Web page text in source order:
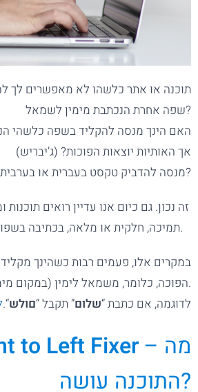
תוכנה או אתר כלשהו לא מאפשרים לך
שפה אחרת הנכתבת מימין לשמאל?
האם הינך מנסה להקליד בשפה כלשהי
אך האותיות יוצאות הפוכות? (ג’יבריש)
מנסה להדביק טקסט בעברית או בערבית אך גם זה – יוצא הפוך?
זה נכון. גם כיום אנו עדיין רואים
תמיכה, חלקית או מלאה, בכתיבה בשפות כמו עברית או ערבית.
במקרים אלו, פעמים רבות כשהינך
הפוכה, כלומר, משמאל לימין (במקום מימין לשמאל).
לדוגמה, אם כתבת “שלום” תקבל “םולש“.
to Left Fixer– מה
התוכנה עושה?